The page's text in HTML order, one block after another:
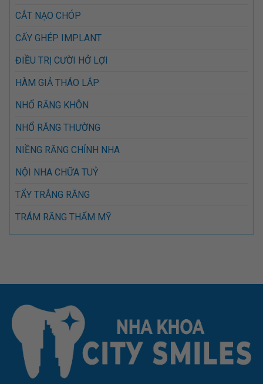
CẮT NẠO CHÓP
CẤY GHÉP IMPLANT
ĐIỀU TRỊ CƯỜI HỞ LỢI
HÀM GIẢ THÁO LẮP
NHỔ RĂNG KHÔN
NHỔ RĂNG THƯỜNG
NIỀNG RĂNG CHỈNH NHA
NỘI NHA CHỮA TUỶ
TẨY TRẮNG RĂNG
TRÁM RĂNG THẨM MỸ